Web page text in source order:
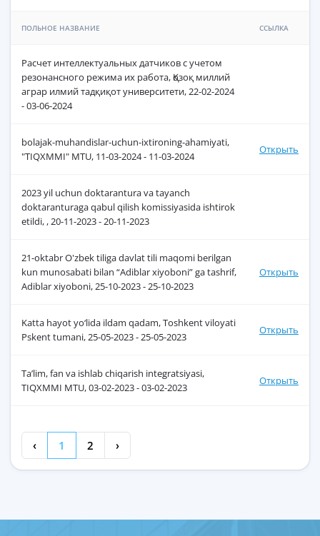
ПОЛЬНОЕ НАЗВАНИЕ ССЫЛКА
Расчет интеллектуальных датчиков с учетом
резонансного режима их работа, Қозоқ миллий
аграр илмий тадқиқот университети, 22-02-2024
- 03-06-2024
bolajak-muhandislar-uchun-ixtironing-ahamiyati,
"TIQXMMI" MTU, 11-03-2024 - 11-03-2024
Открыть
2023 yil uchun doktarantura va tayanch
doktaranturaga qabul qilish komissiyasida ishtirok
etildi, , 20-11-2023 - 20-11-2023
21-oktabr O'zbek tiliga davlat tili maqomi berilgan
kun munosabati bilan “Adiblar xiyoboni” ga tashrif,
Adiblar xiyoboni, 25-10-2023 - 25-10-2023
Открыть
Katta hayot yo‘lida ildam qadam, Toshkent viloyati
Pskent tumani, 25-05-2023 - 25-05-2023
Открыть
Ta’lim, fan va ishlab chiqarish integratsiyasi,
TIQXMMI MTU, 03-02-2023 - 03-02-2023
Открыть
‹ 1 2 ›